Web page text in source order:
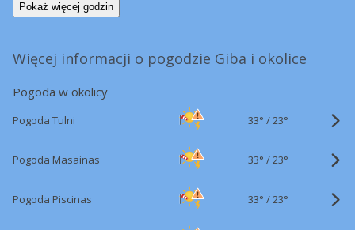
Pokaż więcej godzin
Więcej informacji o pogodzie Giba i okolice
Pogoda w okolicy
Pogoda Tulni 33° /23°
Pogoda Masainas 33° /23°
Pogoda Piscinas 33° /23°